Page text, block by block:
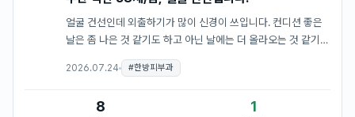
얼굴 건선인데 외출하기가 많이 신경이 쓰입니다. 컨디션 좋은
날은 좀 나은 것 같기도 하고 아닌 날에는 더 올라오는 것 같기도
한데 나을 수 있는지...? 난치성 질환이라고 알고 있는데 나을 수
있는지가 가장 궁금합니다.
2026.07.24 #한방피부과
8 1